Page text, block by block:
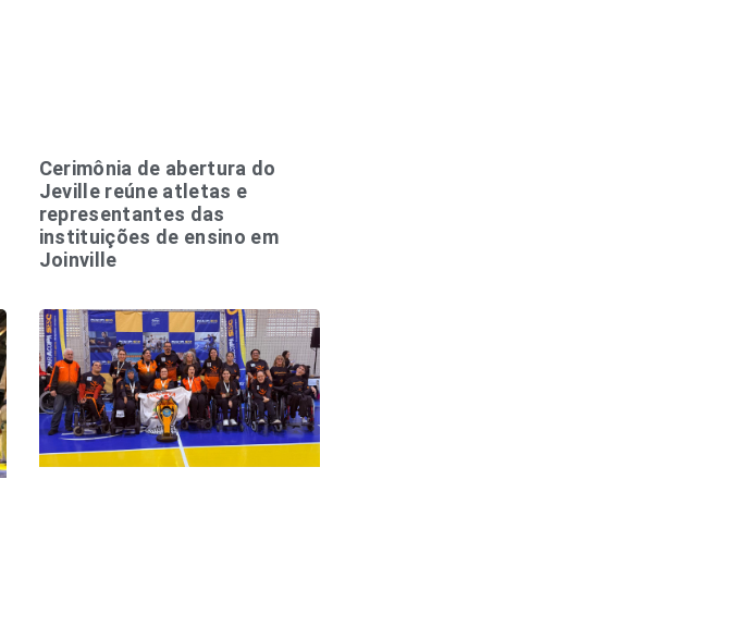
Cerimônia de abertura do
Jeville reúne atletas e
representantes das
instituições de ensino em
Joinville